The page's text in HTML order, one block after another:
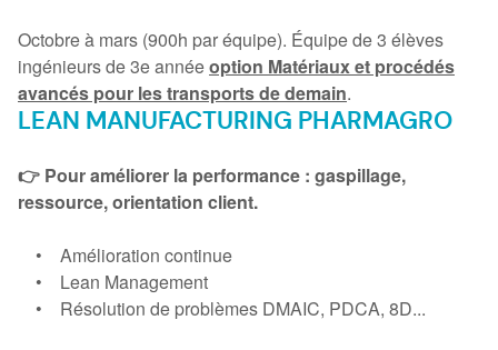
Octobre à mars (900h par équipe). Équipe de 3 élèves
ingénieurs de 3e annéeoption Matériaux et procédés
avancés pour les transports de demain.
LEAN MANUFACTURING PHARMAGRO
👉 Pour améliorer la performance : gaspillage,
ressource, orientation client.
• Amélioration continue
• Lean Management
• Résolution de problèmes DMAIC, PDCA, 8D...